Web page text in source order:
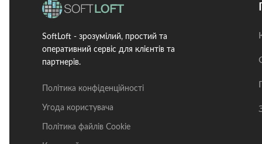
SoftLoft - зрозумілий, простий та
оперативний сервіс для клієнтів та
партнерів.
Політика конфіденційності
Угода користувача
Політика файлів Cookie